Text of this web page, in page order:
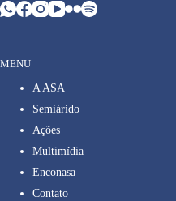
MENU
A ASA
Semiárido
Ações
Multimídia
Enconasa
Contato